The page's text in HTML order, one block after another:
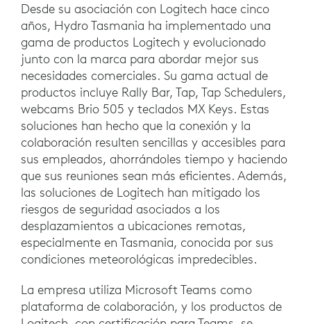
Desde su asociación con Logitech hace cinco
años, Hydro Tasmania ha implementado una
gama de productos Logitech y evolucionado
junto con la marca para abordar mejor sus
necesidades comerciales. Su gama actual de
productos incluye Rally Bar, Tap, Tap Schedulers,
webcams Brio 505 y teclados MX Keys. Estas
soluciones han hecho que la conexión y la
colaboración resulten sencillas y accesibles para
sus empleados, ahorrándoles tiempo y haciendo
que sus reuniones sean más eficientes. Además,
las soluciones de Logitech han mitigado los
riesgos de seguridad asociados a los
desplazamientos a ubicaciones remotas,
especialmente en Tasmania, conocida por sus
condiciones meteorológicas impredecibles.
La empresa utiliza Microsoft Teams como
plataforma de colaboración, y los productos de